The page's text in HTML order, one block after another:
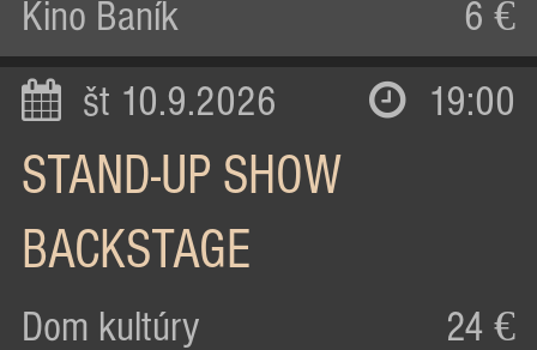
Kino Baník 6 €
št 10.9.2026 19:00
STAND-UP SHOW
BACKSTAGE
Dom kultúry 24 €